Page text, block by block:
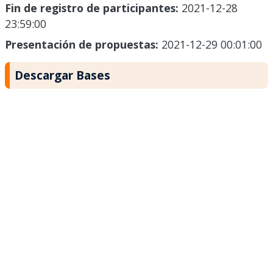
Fin de registro de participantes: 2021-12-28
23:59:00
Presentación de propuestas: 2021-12-29 00:01:00
Descargar Bases